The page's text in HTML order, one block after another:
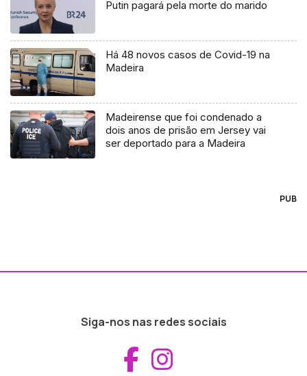
Putin pagará pela morte do marido
Há 48 novos casos de Covid-19 na
Madeira
Madeirense que foi condenado a
dois anos de prisão em Jersey vai
ser deportado para a Madeira
PUB
Siga-nos nas redes sociais
Aceder ao